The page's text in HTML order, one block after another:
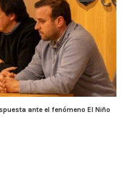
ante el fenómeno El Niño